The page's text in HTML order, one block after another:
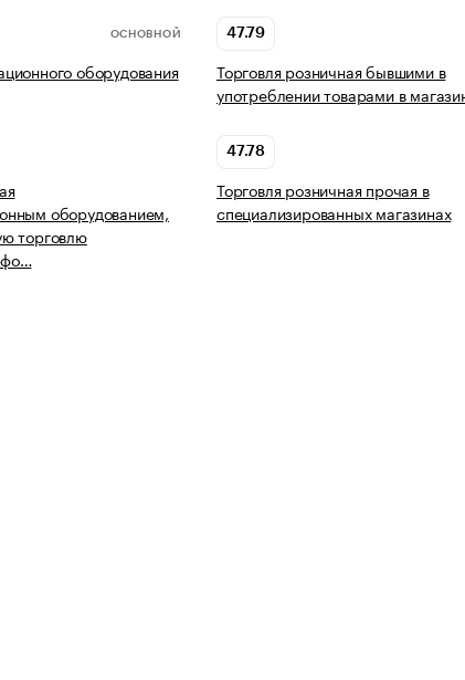
ОСНОВНОЙ
оборудования
47.79
Торговля розничная бывшими в
употреблении товарами в
оборудованием,
торговлю
47.78
Торговля розничная прочая в
специализированных магазинах